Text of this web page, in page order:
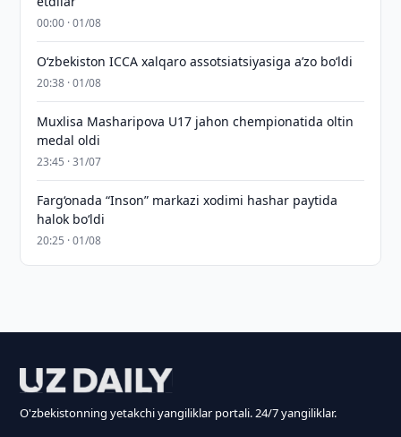
00:00 · 01/08
O‘zbekiston ICCA xalqaro assotsiatsiyasiga aʼzo bo‘ldi
20:38 · 01/08
Muxlisa Masharipova U17 jahon chempionatida oltin
medal oldi
23:45 · 31/07
Farg‘onada “Inson” markazi xodimi hashar paytida
halok bo‘ldi
20:25 · 01/08
O'zbekistonning yetakchi yangiliklar portali. 24/7 yangiliklar.